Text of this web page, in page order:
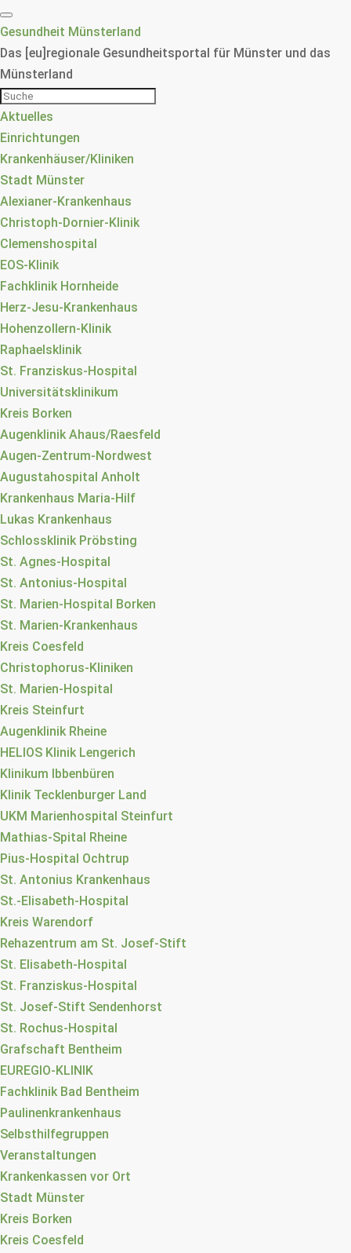
Gesundheit Münsterland
Das [eu]regionale Gesundheitsportal für Münster und das
Münsterland
Aktuelles
Einrichtungen
Krankenhäuser/Kliniken
Stadt Münster
Alexianer-Krankenhaus
Christoph-Dornier-Klinik
Clemenshospital
EOS-Klinik
Fachklinik Hornheide
Herz-Jesu-Krankenhaus
Hohenzollern-Klinik
Raphaelsklinik
St. Franziskus-Hospital
Universitätsklinikum
Kreis Borken
Augenklinik Ahaus/Raesfeld
Augen-Zentrum-Nordwest
Augustahospital Anholt
Krankenhaus Maria-Hilf
Lukas Krankenhaus
Schlossklinik Pröbsting
St. Agnes-Hospital
St. Antonius-Hospital
St. Marien-Hospital Borken
St. Marien-Krankenhaus
Kreis Coesfeld
Christophorus-Kliniken
St. Marien-Hospital
Kreis Steinfurt
Augenklinik Rheine
HELIOS Klinik Lengerich
Klinikum Ibbenbüren
Klinik Tecklenburger Land
UKM Marienhospital Steinfurt
Mathias-Spital Rheine
Pius-Hospital Ochtrup
St. Antonius Krankenhaus
St.-Elisabeth-Hospital
Kreis Warendorf
Rehazentrum am St. Josef-Stift
St. Elisabeth-Hospital
St. Franziskus-Hospital
St. Josef-Stift Sendenhorst
St. Rochus-Hospital
Grafschaft Bentheim
EUREGIO-KLINIK
Fachklinik Bad Bentheim
Paulinenkrankenhaus
Selbsthilfegruppen
Veranstaltungen
Krankenkassen vor Ort
Stadt Münster
Kreis Borken
Kreis Coesfeld